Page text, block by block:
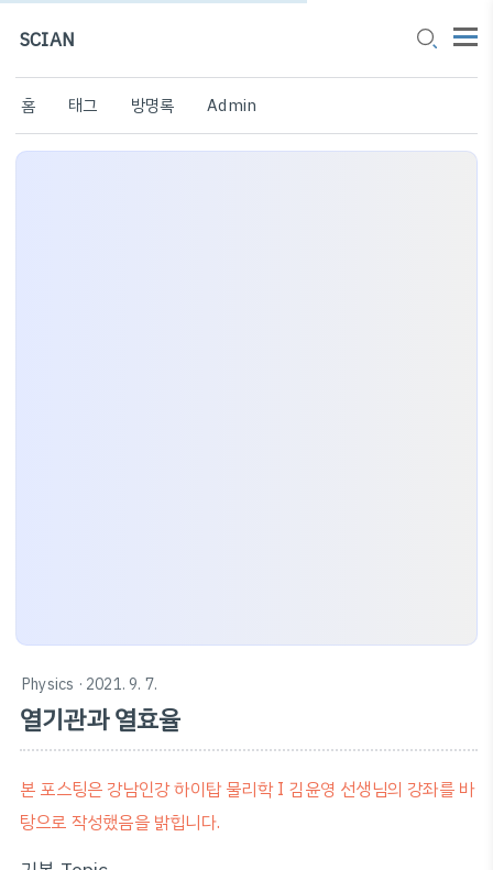
SCIAN
홈 태그 방명록 Admin
Physics · 2021. 9. 7.
열기관과 열효율
본 포스팅은 강남인강 하이탑 물리학 I 김윤영 선생님의 강좌를 바
탕으로 작성했음을 밝힙니다.